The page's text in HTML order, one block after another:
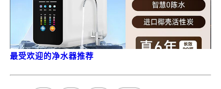
最受欢迎的净水器推荐